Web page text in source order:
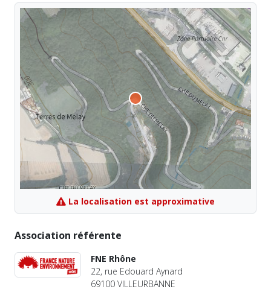
La localisation est approximative
Association référente
FNE Rhône
22, rue Edouard Aynard
69100 VILLEURBANNE